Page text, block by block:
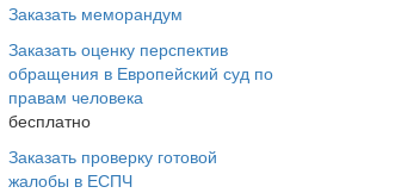
Заказать меморандум
Заказать оценку перспектив
обращения в Европейский суд по
правам человека
бесплатно
Заказать проверку готовой
жалобы в ЕСПЧ